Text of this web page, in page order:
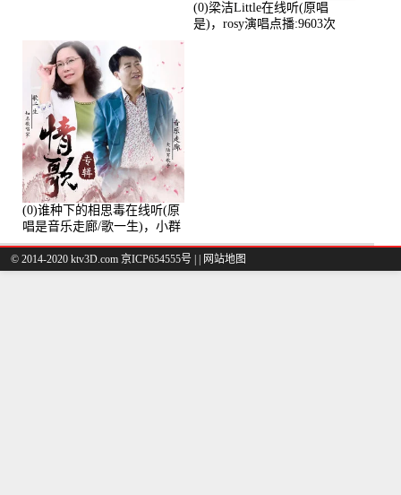
(0)梁洁Little在线听(原唱
是)，rosy演唱点播:9603次
(0)谁种下的相思毒在线听(原
唱是音乐走廊/歌一生)，小群
演唱点播:8975次
© 2014-2020 ktv3D.com 京ICP654555号 | 网站地图